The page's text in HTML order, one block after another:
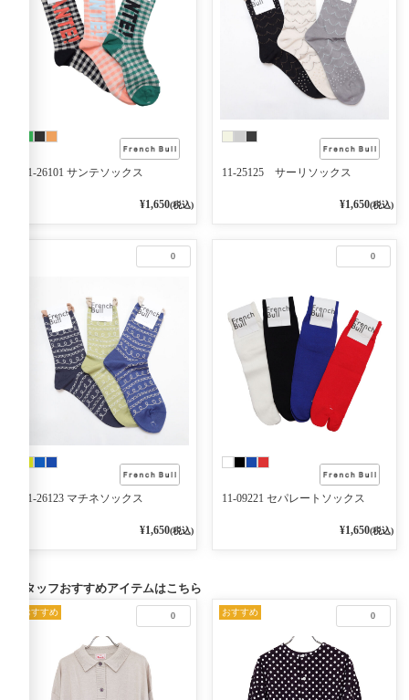
11-26101 サンテソックス
¥1,650(税込)
11-25125 サーリソックス
¥1,650(税込)
0
11-26123 マチネソックス
¥1,650(税込)
0
11-09221 セパレートソックス
¥1,650(税込)
スタッフおすすめアイテムはこちら
0
おすすめ 0
おすすめ